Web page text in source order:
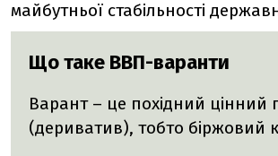
майбутньої стабільності
Що таке ВВП-варанти
Варант – це похідний цінний
(дериватив), тобто біржовий